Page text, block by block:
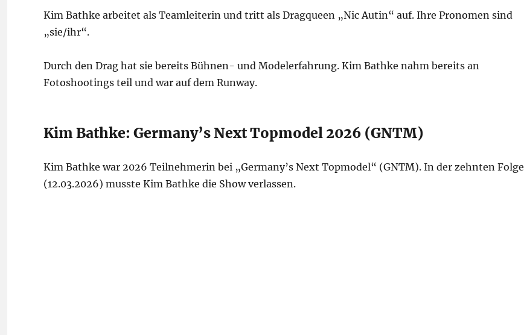
Kim Bathke arbeitet als Teamleiterin und tritt als Dragqueen „Nic Autin“ auf. Ihre Pronomen sind
„sie/ihr“.
Durch den Drag hat sie bereits Bühnen- und Modelerfahrung. Kim Bathke nahm bereits an
Fotoshootings teil und war auf dem Runway.
Kim Bathke: Germany’s Next Topmodel 2026 (GNTM)
Kim Bathke war 2026 Teilnehmerin bei „Germany’s Next Topmodel“ (GNTM). In der zehnten Folge
(12.03.2026) musste Kim Bathke die Show verlassen.